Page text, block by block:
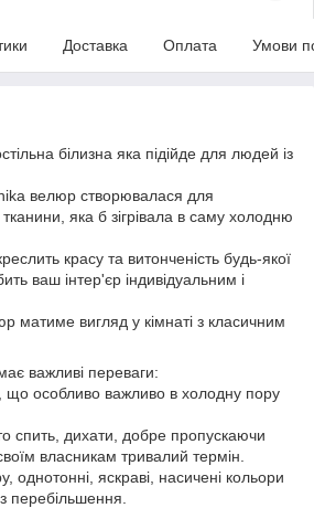
Доставка Оплата Умови
білизна яка підійде для людей із
велюр створювалася для
тканини, яка б зігрівала в саму холодню
красу та витонченість будь-якої
ваш інтер'єр індивідуальним і
матиме вигляд у кімнаті з класичним
важливі переваги:
що особливо важливо в холодну пору
спить, дихати, добре пропускаючи
власникам тривалий термін.
однотонні, яскраві, насичені кольори
перебільшення.